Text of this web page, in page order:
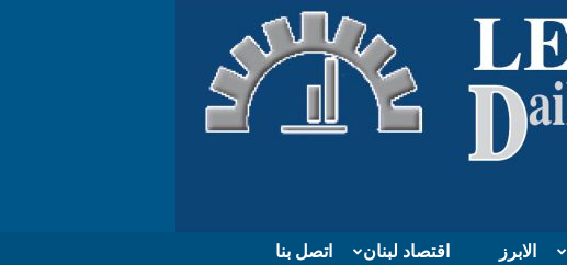
اتصل بنا اقتصاد لبنان الابرز